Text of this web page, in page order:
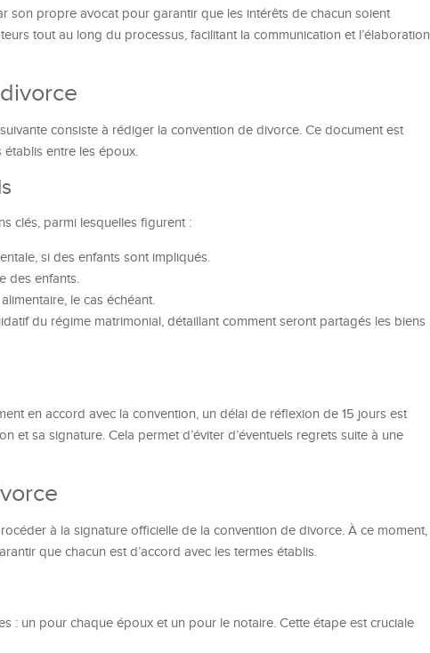
son propre avocat pour garantir que les intérêts de chacun soient
tout au long du processus, facilitant la communication et l’élaboration
consiste à rédiger la convention de divorce. Ce document est
entre les époux.
clés, parmi lesquelles figurent :
si des enfants sont impliqués.
des enfants.
le cas échéant.
du régime matrimonial, détaillant comment seront partagés les biens
en accord avec la convention, un délai de réflexion de 15 jours est
et sa signature. Cela permet d’éviter d’éventuels regrets suite à une
à la signature officielle de la convention de divorce. À ce moment,
que chacun est d’accord avec les termes établis.
: un pour chaque époux et un pour le notaire. Cette étape est cruciale